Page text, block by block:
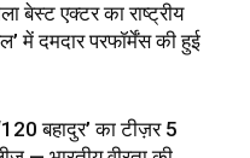
बेस्ट एक्टर का राष्ट्रीय
में दमदार परफॉर्मेंस की हुई
बहादुर’ का टीज़र 5